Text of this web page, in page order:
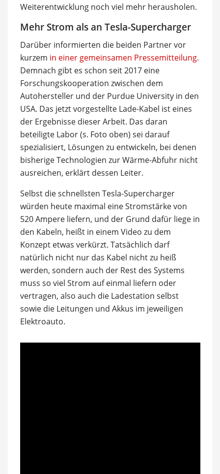
Weiterentwicklung noch viel mehr herausholen.
Mehr Strom als an Tesla-Supercharger
Darüber informierten die beiden Partner vor
kurzem in einer gemeinsamen Pressemitteilung.
Demnach gibt es schon seit 2017 eine
Forschungskooperation zwischen dem
Autohersteller und der Purdue University in den
USA. Das jetzt vorgestellte Lade-Kabel ist eines
der Ergebnisse dieser Arbeit. Das daran
beteiligte Labor (s. Foto oben) sei darauf
spezialisiert, Lösungen zu entwickeln, bei denen
bisherige Technologien zur Wärme-Abfuhr nicht
ausreichen, erklärt dessen Leiter.
Selbst die schnellsten Tesla-Supercharger
würden heute maximal eine Stromstärke von
520 Ampere liefern, und der Grund dafür liege in
den Kabeln, heißt in einem Video zu dem
Konzept etwas verkürzt. Tatsächlich darf
natürlich nicht nur das Kabel nicht zu heiß
werden, sondern auch der Rest des Systems
muss so viel Strom auf einmal liefern oder
vertragen, also auch die Ladestation selbst
sowie die Leitungen und Akkus im jeweiligen
Elektroauto.